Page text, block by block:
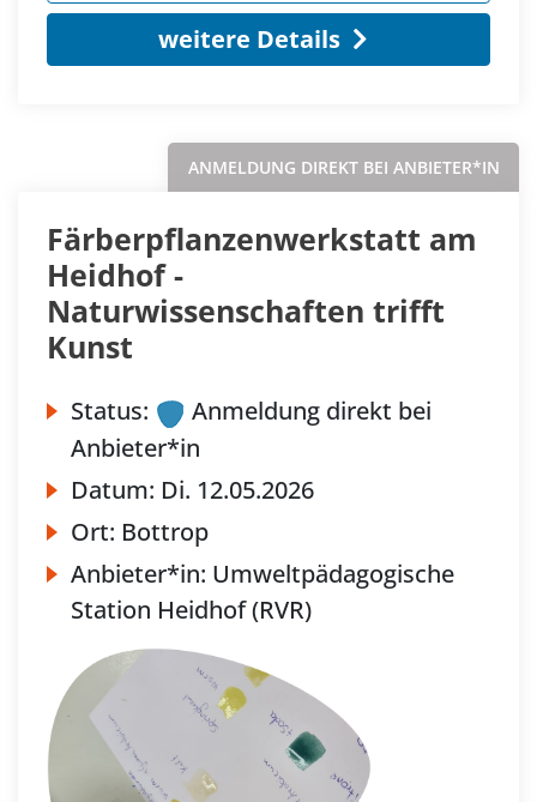
weitere Details
ANMELDUNG DIREKT BEI ANBIETER*IN
Färberpflanzenwerkstatt am
Heidhof -
Naturwissenschaften trifft
Kunst
Status:
Anmeldung direkt bei
Anbieter*in
Datum: Di. 12.05.2026
Ort: Bottrop
Anbieter*in: Umweltpädagogische
Station Heidhof (RVR)